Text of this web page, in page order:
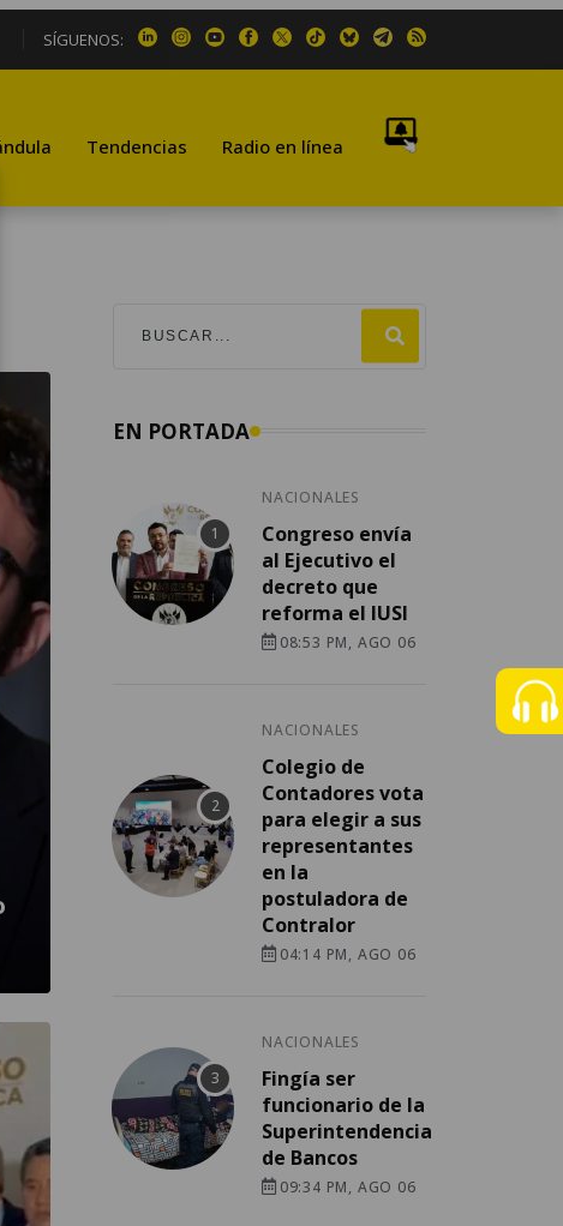
SÍGUENOS:
Tendencias Radio en línea
EN PORTADA
NACIONALES
Congreso envía
al Ejecutivo el
decreto que
reforma el IUSI
08:53 PM, AGO 06
NACIONALES
Colegio de
Contadores vota
para elegir a sus
representantes
en la
postuladora de
Contralor
04:14 PM, AGO 06
NACIONALES
Fingía ser
funcionario de la
Superintendencia
de Bancos
09:34 PM, AGO 06